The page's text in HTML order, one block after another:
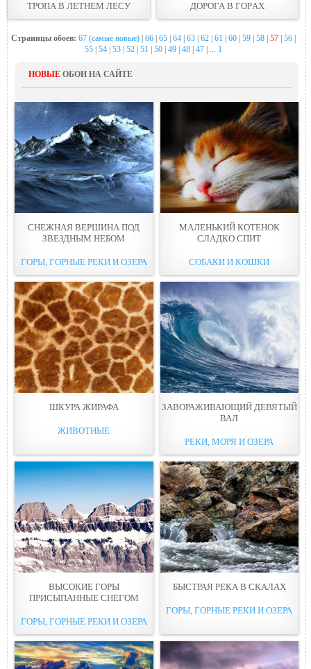
ТРОПА В ЛЕТНЕМ ЛЕСУ ДОРOГА В ГOPАХ
Страницы обоев: 67 (самые новые)| 66| 65| 64| 63| 62| 61 60| 59| 58| 57 | 56|
55| 54| 53| 52| 51 50| 49| 48| 47| ... 1
НОВЫЕ ОБОИ НА САЙТЕ
СНЕЖНАЯ ВЕРШИНА ПОД
ЗВЕЗДНЫМ НЕБОМ
ГОРЫ, ГОРНЫЕ РЕКИ И ОЗЕРА
МАЛЕНЬКИЙ КОТЕНОК
СЛАДКО СПИТ
СОБАКИ И КОШКИ
ШКУРА ЖИРАФА
ЖИВОТНЫЕ
ЗАВОРАЖИВАЮЩИЙ ДЕВЯТЫЙ
ВАЛ
РЕКИ, МОРЯ И ОЗЕРА
ВЫСОКИЕ ГОРЫ
ПРИСЫПАННЫЕ СНEГОМ
ГОРЫ, ГОРНЫЕ РЕКИ И ОЗЕРА
БЫСТРАЯ РЕКА В СКАЛАХ
ГОРЫ, ГОРНЫЕ РЕКИ И ОЗЕРА